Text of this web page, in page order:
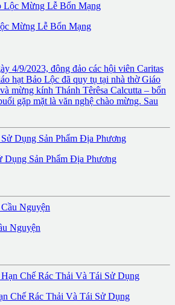
Mừng Lễ Bổn Mạng
4/9/2023, đông đảo các hội viên Caritas
hạt Bảo Lộc đã quy tụ tại nhà thờ Giáo
mừng kính Thánh Têrêsa Calcutta – bổn
gặp mặt là văn nghệ chào mừng. Sau
Dụng Sản Phẩm Địa Phương
Nguyện
Chế Rác Thải Và Tái Sử Dụng